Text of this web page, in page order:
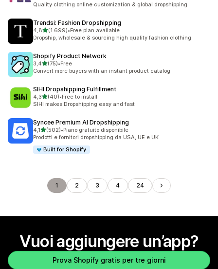
Quality clothing online customization & global dropshipping
Trendsi: Fashion Dropshipping
4,8stelle su 5
(1.699)
1699 recensioni totali
•Free plan available
Dropship, wholesale & sourcing high quality fashion clothing
Shopify Product Network
3,4stelle su 5
(75)
75 recensioni totali
•Free
Convert more buyers with an instant product catalog
SIHI Dropshipping Fulfillment
4,3stelle su 5
(40)
40 recensioni totali
•Free to install
SIHI makes Dropshipping easy and fast
Syncee Premium AI Dropshipping
4,1stelle su 5
(502)
502 recensioni totali
•Piano gratuito disponibile
Prodotti e fornitori dropshipping da USA, UE e UK
Built for Shopify
1 2 3 4 24
Vuoi aggiungere un’app?
Prova Shopify gratis per tre giorni